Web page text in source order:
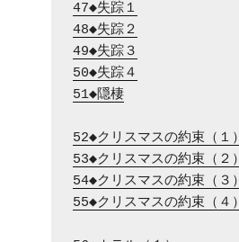
47◆失踪１
48◆失踪２
49◆失踪３
50◆失踪４
51◆隠棲
52◆クリスマスの約束（１）
53◆クリスマスの約束（２）
54◆クリスマスの約束（３）
55◆クリスマスの約束（４）